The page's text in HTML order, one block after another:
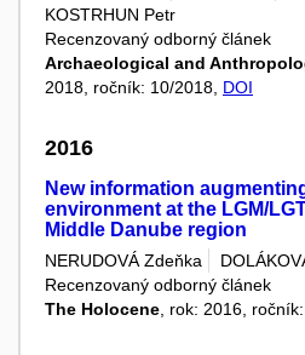
KOSTRHUN Petr
Recenzovaný odborný článek
Archaeological and
2018, ročník: 10/2018, DOI
2016
New information
environment at the LGM/
Middle Danube region
NERUDOVÁ Zdeňka
Recenzovaný odborný článek
The Holocene , rok: 2016,